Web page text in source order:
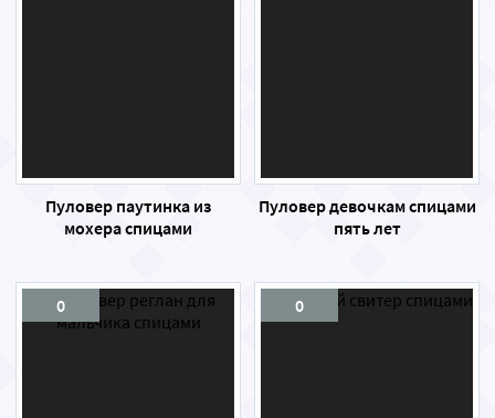
Пуловер паутинка из
мохера спицами
Пуловер девочкам спицами
пять лет
0 0